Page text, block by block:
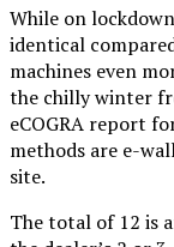
While on
identical
machines even
the chilly winter
eCOGRA report
methods are e-
site.
The total of 12 is